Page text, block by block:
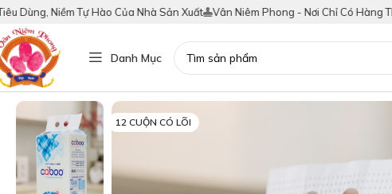
Niềm Tự Hào Của Nhà Sản Xuất Vân Niêm Phong - Nơi Chỉ Có Hàng Thật!
Danh Mục
12 CUỘN CÓ LÕI